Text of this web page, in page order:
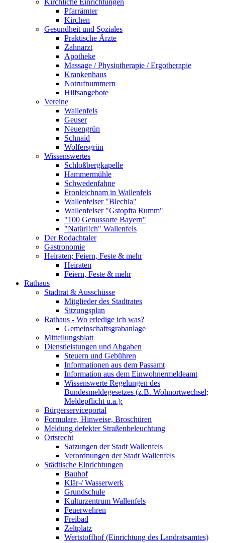
Kirchliche Einrichtungen
Pfarrämter
Kirchen
Gesundheit und Soziales
Praktische Ärzte
Zahnarzt
Apotheke
Massage / Physiotherapie / Ergotherapie
Krankenhaus
Notrufnummern
Hilfsangebote
Vereine
Wallenfels
Geuser
Neuengrün
Schnaid
Wolfersgrün
Wissenswertes
Schloßbergkapelle
Hammermühle
Schwedenfahne
Fronleichnam in Wallenfels
Wallenfelser "Blechla"
Wallenfelser "Gstopfta Rumm"
"100 Genussorte Bayern"
"Natürl!ch" Wallenfels
Der Rodachtaler
Gastronomie
Heiraten; Feiern, Feste & mehr
Heiraten
Feiern, Feste & mehr
Rathaus
Stadtrat & Ausschüsse
Mitglieder des Stadtrates
Sitzungsplan
Rathaus - Wo erledige ich was?
Gemeinschaftsgrabanlage
Mitteilungsblatt
Dienstleistungen und Abgaben
Steuern und Gebühren
Informationen aus dem Passamt
Information aus dem Einwohnermeldeamt
Wissenswerte Regelungen des
Bundesmeldegesetzes (z.B. Wohnortwechsel;
Meldepflicht u.a.):
Bürgerserviceportal
Formulare, Hinweise, Broschüren
Meldung defekter Straßenbeleuchtung
Ortsrecht
Satzungen der Stadt Wallenfels
Verordnungen der Stadt Wallenfels
Städtische Einrichtungen
Bauhof
Klär-/ Wasserwerk
Grundschule
Kulturzentrum Wallenfels
Feuerwehren
Freibad
Zeltplatz
Wertstoffhof (Einrichtung des Landratsamtes)